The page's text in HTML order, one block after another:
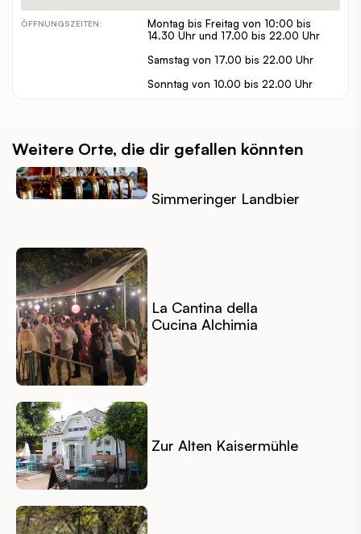
ÖFFNUNGSZEITEN:
Montag bis Freitag von 10:00 bis
14.30 Uhr und 17.00 bis 22.00 Uhr
Samstag von 17.00 bis 22.00 Uhr
Sonntag von 10.00 bis 22.00 Uhr
Weitere Orte, die dir gefallen könnten
Simmeringer Landbier
La Cantina della
Cucina Alchimia
Zur Alten Kaisermühle